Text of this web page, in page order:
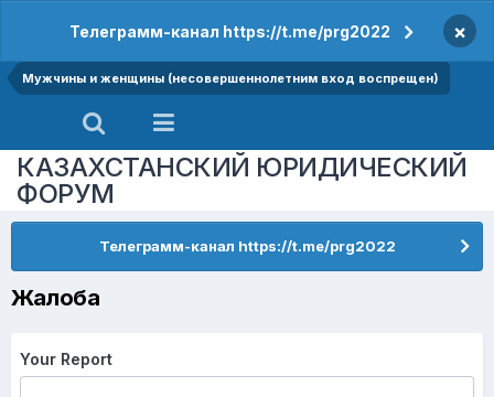
Телеграмм-канал https://t.me/prg2022 ×
Мужчины и женщины (несовершеннолетним вход воспрещен)
КАЗАХСТАНСКИЙ ЮРИДИЧЕСКИЙ
ФОРУМ
Телеграмм-канал https://t.me/prg2022
Жалоба
Your Report